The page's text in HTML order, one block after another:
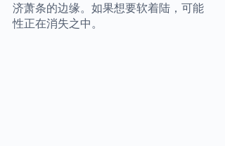
济萧条的边缘。如果想要软着陆，可能
性正在消失之中。